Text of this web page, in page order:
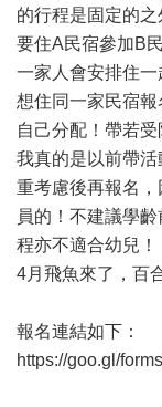
的行程是固定的
要住A民宿參加B
一家人會安排住一
想住同一家民宿
自己分配！帶若
我真的是以前帶
重考慮後再報名
員的！不建議學
程亦不適合幼兒！
4月飛魚來了，百
報名連結如下：
https://goo.gl/